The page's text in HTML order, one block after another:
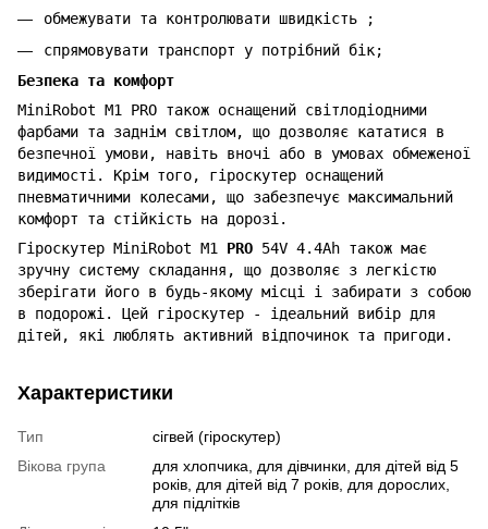
обмежувати та контролювати швидкість ;
спрямовувати транспорт у потрібний бік;
Безпека та комфорт
MiniRobot M1 PRO також оснащений світлодіодними
фарбами та заднім світлом, що дозволяє кататися в
безпечної умови, навіть вночі або в умовах обмеженої
видимості. Крім того, гіроскутер оснащений
пневматичними колесами, що забезпечує максимальний
комфорт та стійкість на дорозі.
Гіроскутер MiniRobot M1 PRO 54V 4.4Ah також має
зручну систему складання, що дозволяє з легкістю
зберігати його в будь-якому місці і забирати з собою
в подорожі. Цей гіроскутер - ідеальний вибір для
дітей, які люблять активний відпочинок та пригоди.
Характеристики
Тип
сігвей (гіроскутер)
Вікова група
для хлопчика, для дівчинки, для дітей від 5
років, для дітей від 7 років, для дорослих,
для підлітків